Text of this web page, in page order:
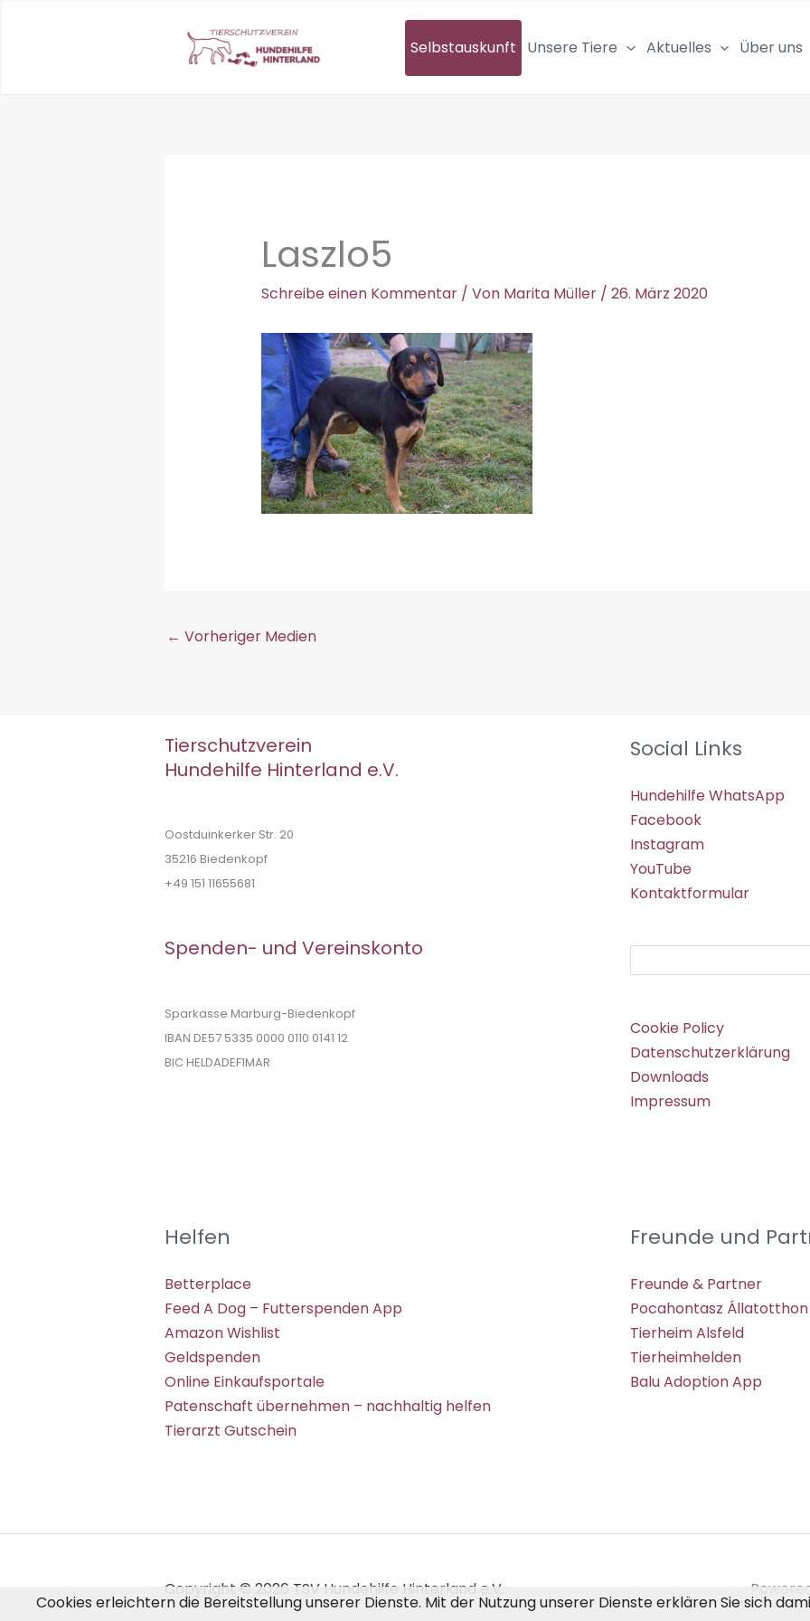
Selbstauskunft Unsere Tiere Aktuelles Über uns
Laszlo5
Schreibe einen Kommentar / Von Marita Müller / 26. März 2020
← Vorheriger Medien
Tierschutzverein
Hundehilfe Hinterland e.V.
Oostduinkerker Str. 20
35216 Biedenkopf
+49 151 11655681
Spenden- und Vereinskonto
Sparkasse Marburg-Biedenkopf
IBAN DE57 5335 0000 0110 0141 12
BIC HELDADEF1MAR
Social Links
Hundehilfe WhatsApp
Facebook
Instagram
YouTube
Kontaktformular
Cookie Policy
Datenschutzerklärung
Downloads
Impressum
Helfen
Betterplace
Feed A Dog – Futterspenden App
Amazon Wishlist
Geldspenden
Online Einkaufsportale
Patenschaft übernehmen – nachhaltig helfen
Tierarzt Gutschein
Freunde und
Freunde & Partner
Pocahontasz Állatotthon
Tierheim Alsfeld
Tierheimhelden
Balu Adoption App
Copyright © 2026 TSV Hundehilfe Hinterland e.V.
Cookies erleichtern die Bereitstellung unserer Dienste. Mit der Nutzung unserer Dienste erklären Sie sich